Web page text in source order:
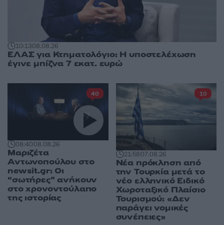
10:1308.08.26
ΕΛΑΣ για Κτηματολόγιο: Η υποστελέχωση
έγινε μπίζνα 7 εκατ. ευρώ
08:4008.08.26
Μαριζέτα
Αντωνοπούλου στο
newsit.gr: Οι
“σωτήρες” ανήκουν
στο χρονοντούλαπο
της ιστορίας
40
21:5807.08.26
Νέα πρόκληση από
την Τουρκία μετά το
νέο ελληνικό Ειδικό
Χωροταξικό Πλαίσιο
Τουρισμού: «Δεν
παράγει νομικές
συνέπειες»
10